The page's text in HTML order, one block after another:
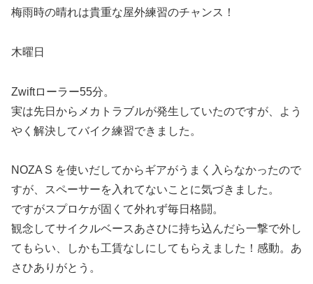
梅雨時の晴れは貴重な屋外練習のチャンス！
木曜日
Zwiftローラー55分。
実は先日からメカトラブルが発生していたのですが、よう
やく解決してバイク練習できました。
NOZA S を使いだしてからギアがうまく入らなかったので
すが、スペーサーを入れてないことに気づきました。
ですがスプロケが固くて外れず毎日格闘。
観念してサイクルベースあさひに持ち込んだら一撃で外し
てもらい、しかも工賃なしにしてもらえました！感動。あ
さひありがとう。